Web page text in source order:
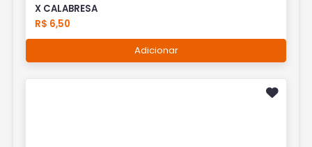
X CALABRESA
R$ 6,50
Adicionar